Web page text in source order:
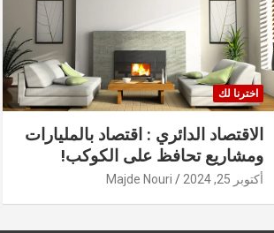
اخترنا لك
الاقتصاد الدائري : اقتصاد بالمليارات
ومشاريع تحافظ على الكوكب!
أكتوبر 25, 2024 Majde Nouri